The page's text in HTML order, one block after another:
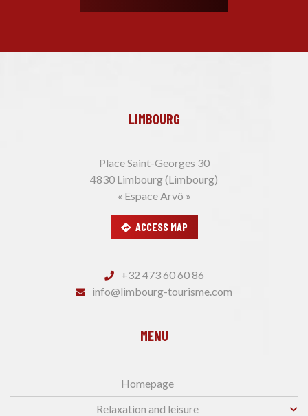
LIMBOURG
Place Saint-Georges 30
4830 Limbourg (Limbourg)
« Espace Arvô »
ACCESS MAP
+32 473 60 60 86
info@limbourg-tourisme.com
MENU
Homepage
Relaxation and leisure